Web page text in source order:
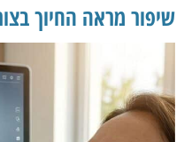
שיפור מראה החיוך